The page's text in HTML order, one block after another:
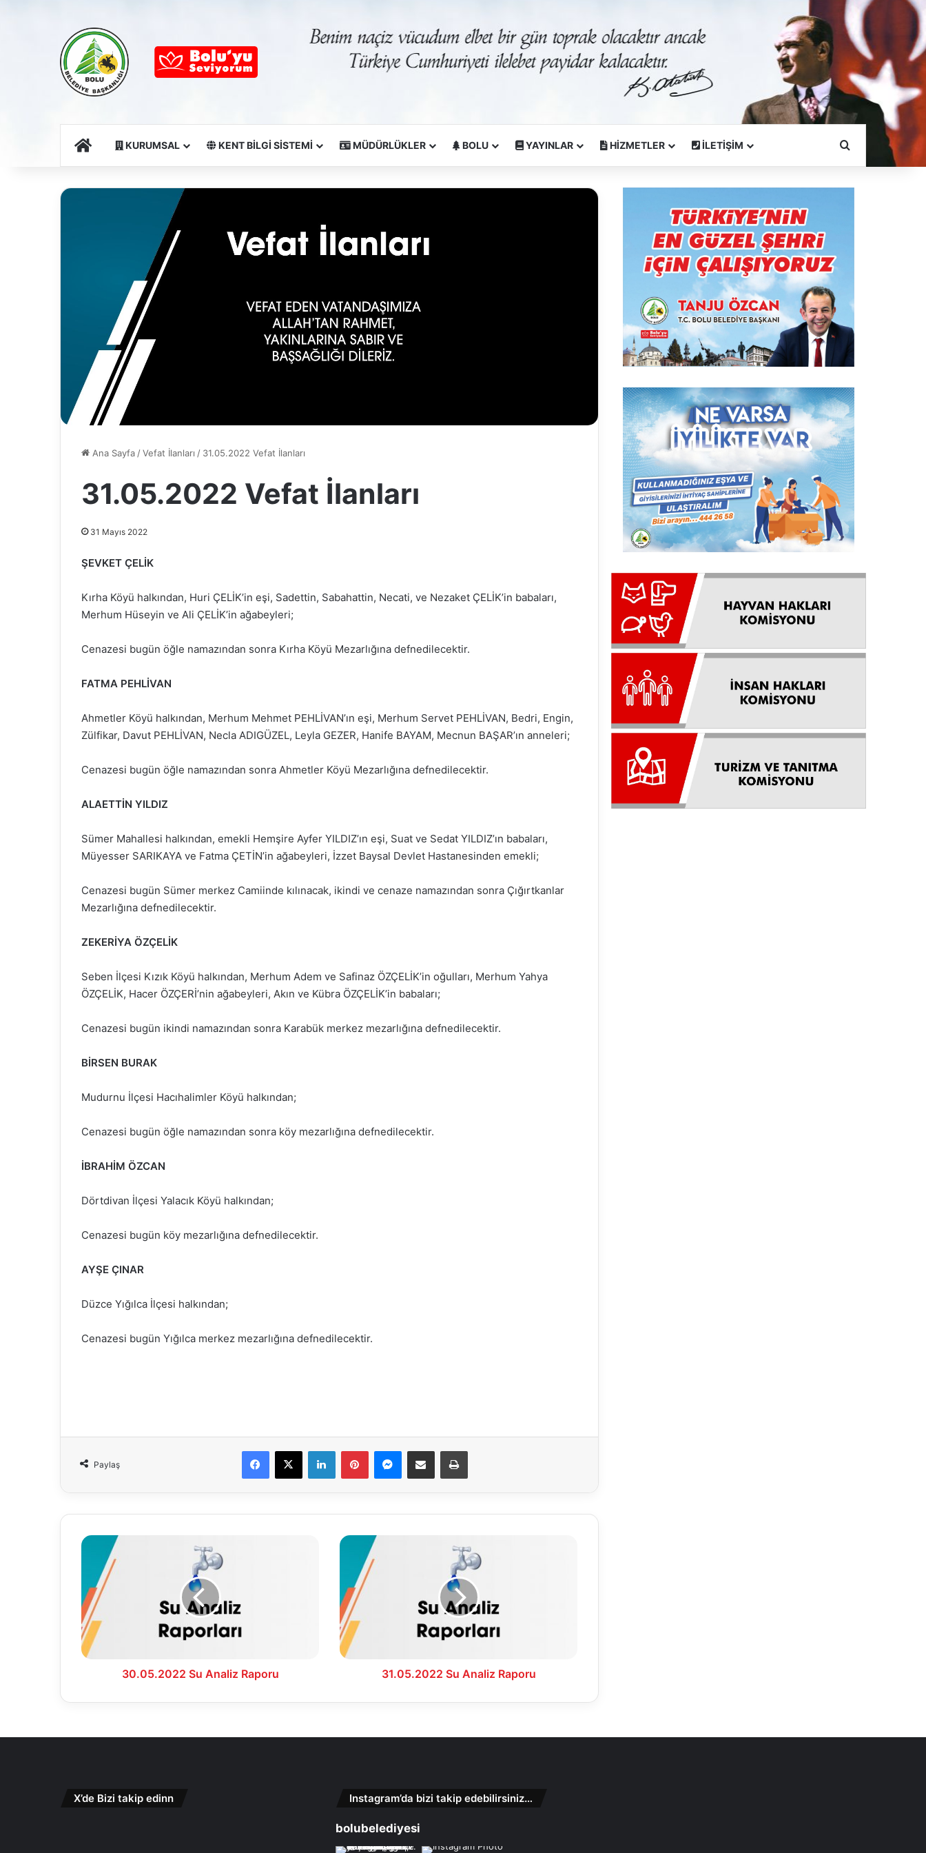
Ana SayfaKURUMSAL KENT BİLGİ SİSTEMİ MÜDÜRLÜKLER BOLU YAYINLAR HİZMETLER İLETİŞİM Arama Yapın
Ana Sayfa/Vefat İlanları / 31.05.2022 Vefat İlanları
31.05.2022 Vefat İlanları
31 Mayıs 2022
ŞEVKET ÇELİK
Kırha Köyü halkından, Huri ÇELİK’in eşi, Sadettin, Sabahattin, Necati, ve Nezaket ÇELİK’in babaları,
Merhum Hüseyin ve Ali ÇELİK’in ağabeyleri;
Cenazesi bugün öğle namazından sonra Kırha Köyü Mezarlığına defnedilecektir.
FATMA PEHLİVAN
Ahmetler Köyü halkından, Merhum Mehmet PEHLİVAN’ın eşi, Merhum Servet PEHLİVAN, Bedri, Engin,
Zülfikar, Davut PEHLİVAN, Necla ADIGÜZEL, Leyla GEZER, Hanife BAYAM, Mecnun BAŞAR’ın anneleri;
Cenazesi bugün öğle namazından sonra Ahmetler Köyü Mezarlığına defnedilecektir.
ALAETTİN YILDIZ
Sümer Mahallesi halkından, emekli Hemşire Ayfer YILDIZ’ın eşi, Suat ve Sedat YILDIZ’ın babaları,
Müyesser SARIKAYA ve Fatma ÇETİN’in ağabeyleri, İzzet Baysal Devlet Hastanesinden emekli;
Cenazesi bugün Sümer merkez Camiinde kılınacak, ikindi ve cenaze namazından sonra Çığırtkanlar
Mezarlığına defnedilecektir.
ZEKERİYA ÖZÇELİK
Seben İlçesi Kızık Köyü halkından, Merhum Adem ve Safinaz ÖZÇELİK’in oğulları, Merhum Yahya
ÖZÇELİK, Hacer ÖZÇERİ’nin ağabeyleri, Akın ve Kübra ÖZÇELİK’in babaları;
Cenazesi bugün ikindi namazından sonra Karabük merkez mezarlığına defnedilecektir.
BİRSEN BURAK
Mudurnu İlçesi Hacıhalimler Köyü halkından;
Cenazesi bugün öğle namazından sonra köy mezarlığına defnedilecektir.
İBRAHİM ÖZCAN
Dörtdivan İlçesi Yalacık Köyü halkından;
Cenazesi bugün köy mezarlığına defnedilecektir.
AYŞE ÇINAR
Düzce Yığılca İlçesi halkından;
Cenazesi bugün Yığılca merkez mezarlığına defnedilecektir.
Paylaş
Facebook
X LinkedInPinterestMessenger
E-Mail ile paylaş Yazdır
30.05.2022
Analiz
Raporu
30.05.2022 Su Analiz Raporu
31.05.2022
Analiz
Raporu
31.05.2022 Su Analiz Raporu
X’de Bizi takip edinn Instagram’da bizi takip edebilirsiniz…
bolubelediyesi